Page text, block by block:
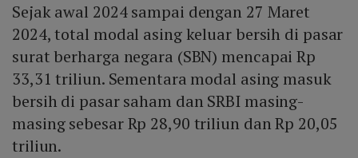
Sejak awal 2024 sampai dengan 27 Maret
2024, total modal asing keluar bersih di pasar
surat berharga negara (SBN) mencapai Rp
33,31 triliun. Sementara modal asing masuk
bersih di pasar saham dan SRBI masing-
masing sebesar Rp 28,90 triliun dan Rp 20,05
triliun.